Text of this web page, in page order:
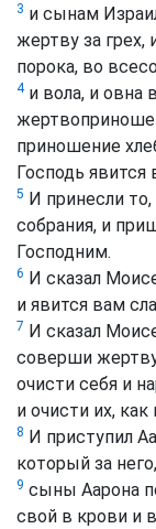
3 и сынам
жертву за грех,
порока, во
4и вола, и овна
приношение
Господь явится
5 И принесли
собрания, и
Господним.
6 И сказал
и явится вам
7 И сказал
соверши
очисти себя и
и очисти их, как
8 И приступил
который за
9 сыны Аарона
свой в крови и